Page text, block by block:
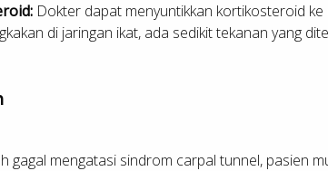
Dokter dapat menyuntikkan kortikosteroid
di jaringan ikat, ada sedikit tekanan yang
gagal mengatasi sindrom carpal tunnel, pasien